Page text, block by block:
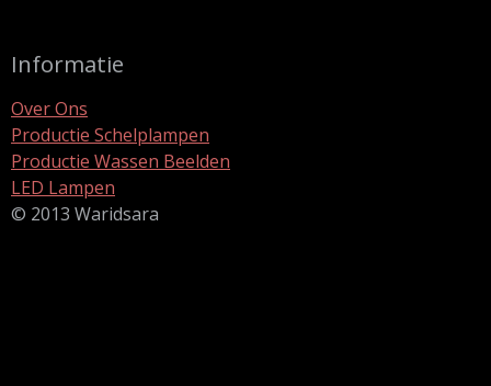
Informatie
Over Ons
Productie Schelplampen
Productie Wassen Beelden
LED Lampen
© 2013 Waridsara